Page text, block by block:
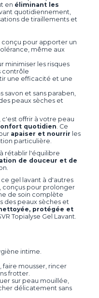
en éliminant les
quotidiennement,
de tiraillements et
conçu pour apporter un
même aux
minimiser les risques
contrôle
une efficacité et une
savon et sans paraben,
peaux sèches et
c'est offrir à votre peau
quotidien . Ce
apaiser et nourrir les
particulière.
rétablir l'équilibre
de douceur et de
gel lavant à d'autres
conçus pour prolonger
de soin complète
des peaux sèches et
protégée et
Topialyse Gel Lavant.
intime.
faire mousser, rincer
frotter.
sur peau mouillée,
délicatement sans